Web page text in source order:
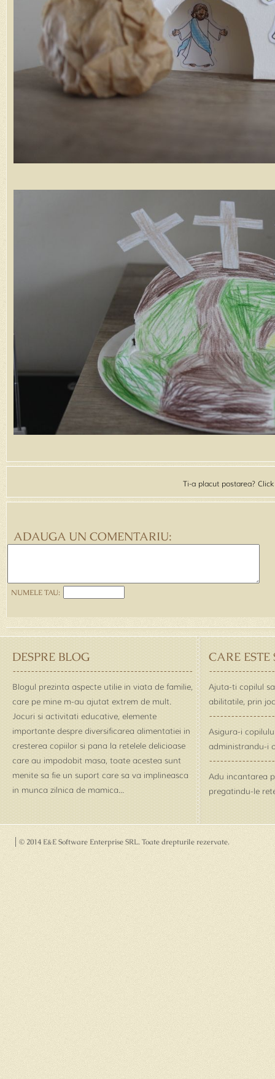
Ti-a placut postarea?
ADAUGA UN COMENTARIU:
NUMELE TAU:
DESPRE BLOG
Blogul prezinta aspecte utilie in viata de familie,
care pe mine m-au ajutat extrem de mult.
Jocuri si activitati educative, elemente
importante despre diversificarea alimentatiei in
cresterea copiilor si pana la retelele delicioase
care au impodobit masa, toate acestea sunt
menite sa fie un suport care sa va implineasca
in munca zilnica de mamica...
CARE ESTE
Ajuta-ti copilul
abilitatile, prin
Asigura-i
administrandu-i
Adu incantarea
pregatindu-le
© 2014 E&E Software Enterprise SRL. Toate drepturile rezervate.